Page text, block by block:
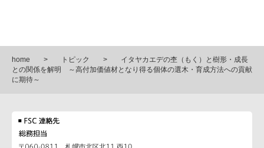
home トピック
イタヤカエデの杢（もく）と樹形・成長
との関係を解明 ～高付加価値材となり得る個体の選木・育成方法への貢献
に期待～